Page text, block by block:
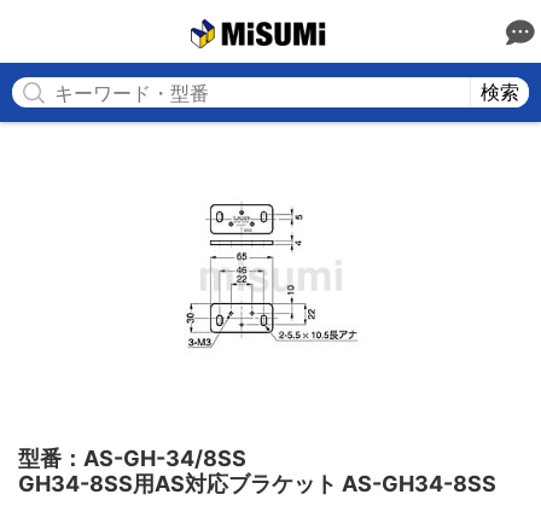
検索
型番：AS-GH-34/8SS
GH34-8SS用AS対応ブラケット AS-GH34-8SS